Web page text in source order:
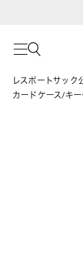
レスポートサック
カードケース/キー